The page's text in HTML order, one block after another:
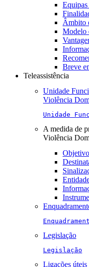
Âmbito
Modelo
Breve
Teleassistência
Unidade
Violência
Unidade
A medida de
Violência
Legislação
Legislação
Ligações úteis